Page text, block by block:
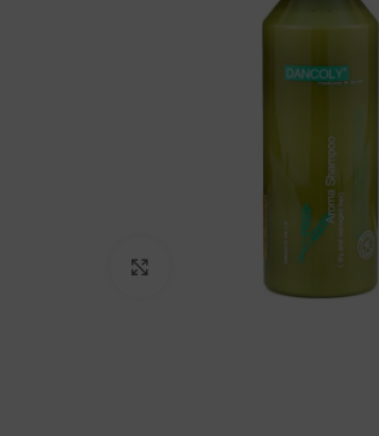
Клацніть, щоб збільшити